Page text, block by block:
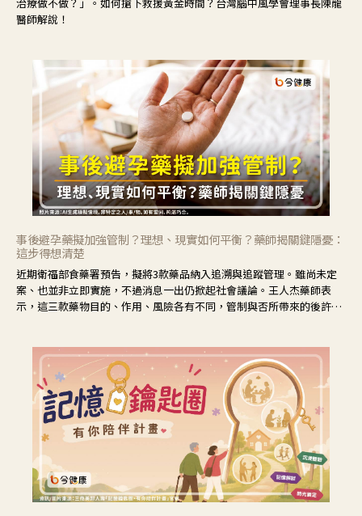
醫師解說！
事後避孕藥擬加強管制？理想、現實如何平衡？藥師揭關鍵隱憂：
這步得想清楚
近期衛福部食藥署預告，擬將3款藥品納入追溯與追蹤管理。雖尚未定
案、也並非立即實施，不過消息一出仍掀起社會議論。王人杰藥師表
示，這三款藥物目的、作用、風險各有不同，管制與否所帶來的後許影